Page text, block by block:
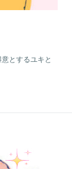
とするユキと